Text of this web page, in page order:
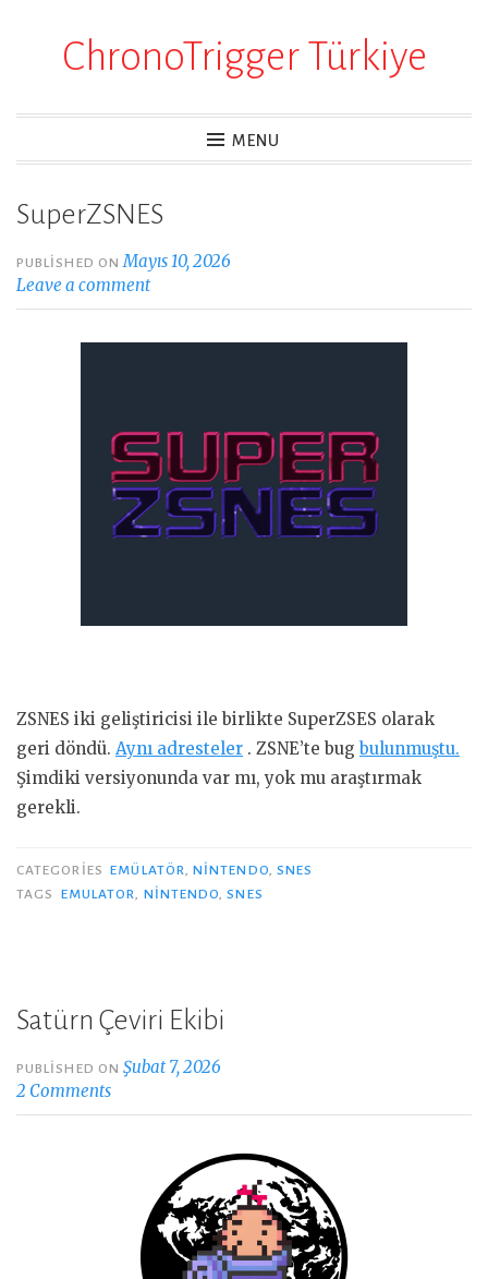
ChronoTrigger Türkiye
MENU
SuperZSNES
PUBLISHED ONMayıs 10, 2026
Leave a comment
ZSNES iki geliştiricisi ile birlikte SuperZSES olarak
geri döndü. Aynı adresteler . ZSNE’te bugbulunmuştu.
Şimdiki versiyonunda var mı, yok mu araştırmak
gerekli.
CATEGORIES EMÜLATÖR ,NINTENDO SNES
TAGS
EMULATOR NINTENDO ,SNES
Satürn Çeviri Ekibi
PUBLISHED ONŞubat 7, 2026
2 Comments